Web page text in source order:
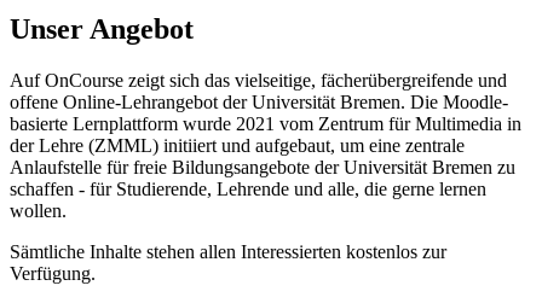
Unser Angebot
Auf OnCourse zeigt sich das vielseitige, fächerübergreifende und
offene Online-Lehrangebot der Universität Bremen. Die Moodle-
basierte Lernplattform wurde 2021 vom Zentrum für Multimedia in
der Lehre (ZMML) initiiert und aufgebaut, um eine zentrale
Anlaufstelle für freie Bildungsangebote der Universität Bremen zu
schaffen - für Studierende, Lehrende und alle, die gerne lernen
wollen.
Sämtliche Inhalte stehen allen Interessierten kostenlos zur
Verfügung.